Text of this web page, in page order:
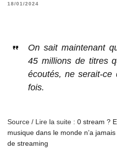
18/01/2024
On sait maintenant
45 millions de titres
écoutés, ne serait-ce
fois.
Source / Lire la suite : 0 stream ?
musique dans le monde n’a
de streaming